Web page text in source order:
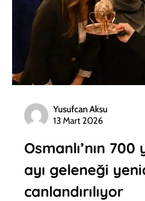
Yusufcan Aksu
13 Mart 2026
Osmanlı’nın 700
ayı geleneği
canlandırılıyor